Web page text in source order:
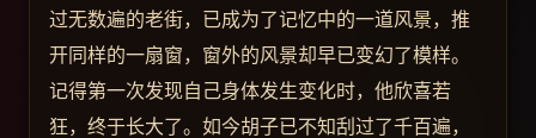
过无数遍的老街，已成为了记忆中的一道风景，推
开同样的一扇窗，窗外的风景却早已变幻了模样。
记得第一次发现自己身体发生变化时，他欣喜若
狂，终于长大了。如今胡子已不知刮过了千百遍，